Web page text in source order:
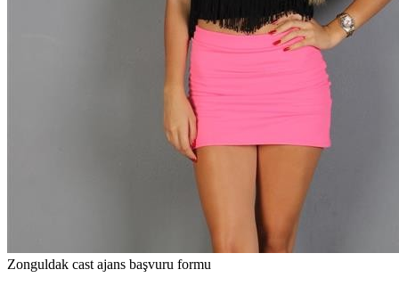
Zonguldak cast ajans başvuru formu